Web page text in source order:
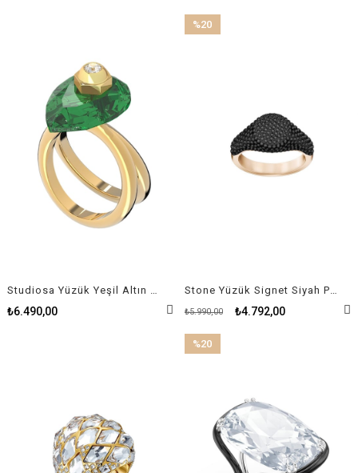
Studiosa Yüzük Yeşil Altın Kaplama
₺6.490,00
Stone Yüzük Signet Siyah Pembe Altın Kaplama
₺4.792,00
₺5.990,00
%20
%20